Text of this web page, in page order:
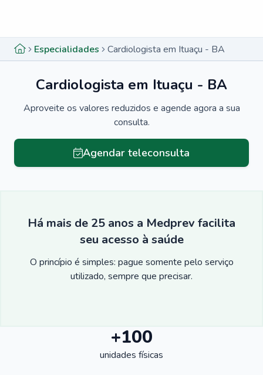
Especialidades Cardiologista em Ituaçu - BA
Cardiologista em Ituaçu - BA
Aproveite os valores reduzidos e agende agora a sua
consulta.
Agendar teleconsulta
Há mais de 25 anos a Medprev facilita
seu acesso à saúde
O princípio é simples: pague somente pelo serviço
utilizado, sempre que precisar.
+100
unidades físicas